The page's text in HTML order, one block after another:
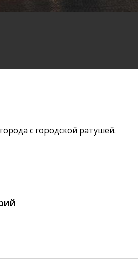
с городской ратушей.